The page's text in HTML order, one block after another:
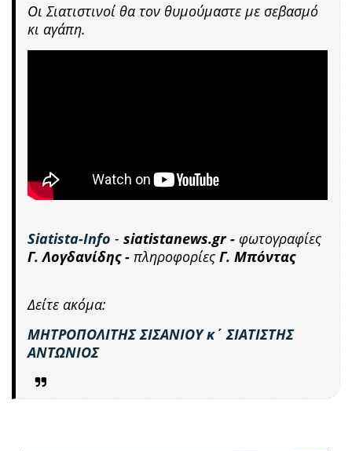
Οι Σιατιστινοί θα τον θυμούμαστε με σεβασμό
κι αγάπη.
Siatista-Info - siatistanews.gr - φωτογραφίες
Γ. Λογδανίδης - πληροφορίες Γ. Μπόντας
Δείτε ακόμα:
ΜΗΤΡΟΠΟΛΙΤΗΣ ΣΙΣΑΝΙΟΥ κ΄ ΣΙΑΤΙΣΤΗΣ
ΑΝΤΩΝΙΟΣ